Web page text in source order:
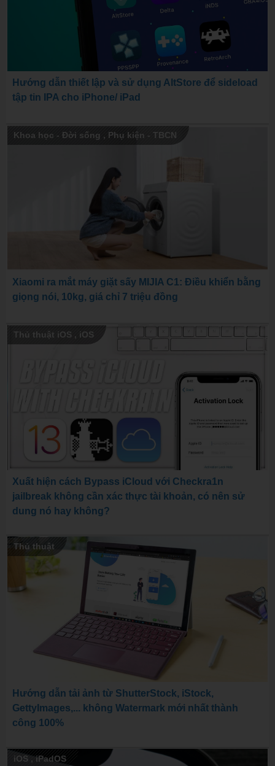
Hướng dẫn thiết lập và sử dụng AltStore để sideload
tập tin IPA cho iPhone/ iPad
Khoa học - Đời sống , Phụ kiện - TBCN
Xiaomi ra mắt máy giặt sấy MIJIA C1: Điều khiển bằng
giọng nói, 10kg, giá chỉ 7 triệu đồng
Thủ thuật iOS , iOS
Xuất hiện cách Bypass iCloud với Checkra1n
jailbreak không cần xác thực tài khoản, có nên sử
dung nó hay không?
Thủ thuật
Hướng dẫn tải ảnh từ ShutterStock, iStock,
GettyImages,... không Watermark mới nhất thành
công 100%
iOS ,iPadOS